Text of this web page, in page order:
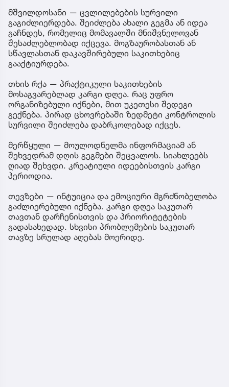
მშვილდოსანი — ცვლილებების სურვილი
გაგიძლიერდება. შეიძლება ახალი გეგმა ან იდეა
გაჩნდეს, რომელიც მომავალში მნიშვნელოვან
შესაძლებლობად იქცევა. მოგზაურობასთან ან
სწავლასთან დაკავშირებული საკითხებიც
გააქტიურდება.
თხის რქა — პრაქტიკული საკითხების
მოსაგვარებლად კარგი დღეა. რაც უფრო
ორგანიზებული იქნები, მით უკეთესი შედეგი
გექნება. პირად ცხოვრებაში ზედმეტი კონტროლის
სურვილი შეიძლება დაბრკოლებად იქცეს.
მერწყული — მოულოდნელმა ინფორმაციამ ან
შეხვედრამ დღის გეგმები შეცვალოს. სიახლეებს
ღიად შეხვდი. კრეატიული იდეებისთვის კარგი
პერიოდია.
თევზები — ინტუიცია და ემოციური მგრძნობელობა
გაძლიერებული იქნება. კარგი დღეა საკუთარ
თავთან დარჩენისთვის და პრიორიტეტების
გადასახედად. სხვისი პრობლემების საკუთარ
თავზე სრულად აღებას მოერიდე.